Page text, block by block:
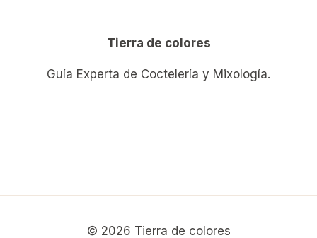
Tierra de colores
Guía Experta de Coctelería y Mixología.
© 2026 Tierra de colores